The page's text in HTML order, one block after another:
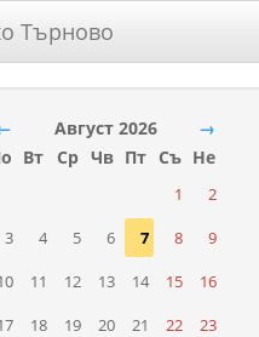
Търново
Август 2026
→
Вт Ср Чв Пт Съ Не
1
2
3
4 5 6 7 8
9
11 12 13 14 15
16
18 19 20 21 22
23